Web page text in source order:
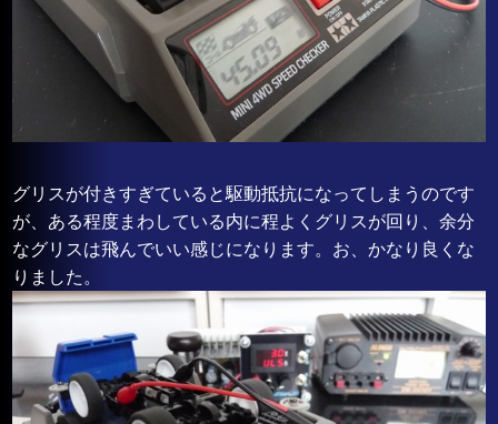
グリスが付きすぎていると駆動抵抗になってしまうのです
が、ある程度まわしている内に程よくグリスが回り、余分
なグリスは飛んでいい感じになります。お、かなり良くな
りました。